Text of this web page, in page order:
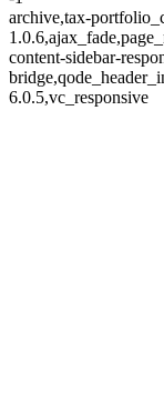
archive,tax-
content-sidebar-
6.0.5,vc_responsive